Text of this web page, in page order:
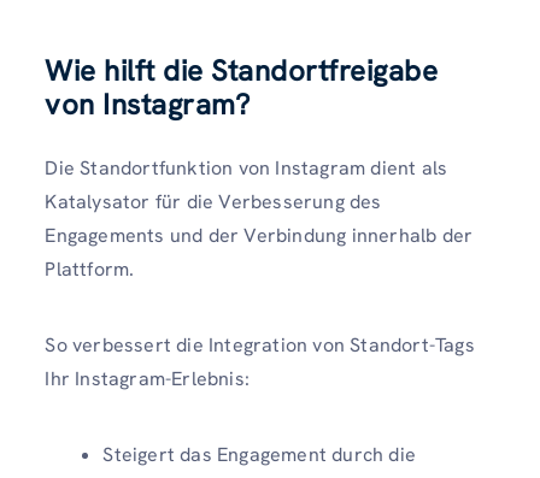
Wie hilft die Standortfreigabe
von Instagram?
Die Standortfunktion von Instagram dient als
Katalysator für die Verbesserung des
Engagements und der Verbindung innerhalb der
Plattform.
So verbessert die Integration von Standort-Tags
Ihr Instagram-Erlebnis:
Steigert das Engagement durch die